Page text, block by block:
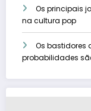
Os principais
na cultura pop
Os bastidores
probabilidades